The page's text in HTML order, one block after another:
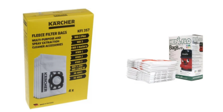
Decoratiuni
Gradinarit
Hobby-uri creative
Iluminat & Electrice
Jaluzele
Kit-uri automatizari porti si usi
Mobila dormitor